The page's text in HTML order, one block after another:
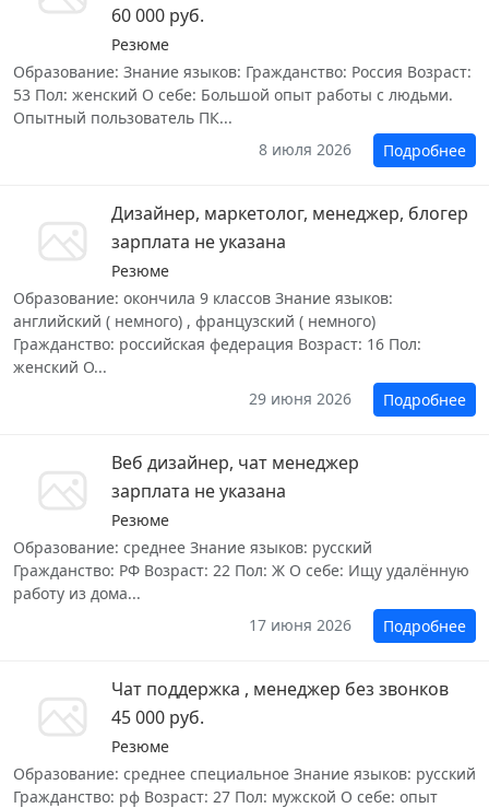
60 000 руб.
Резюме
Образование: Знание языков: Гражданство: Россия Возраст:
53 Пол: женский О себе: Большой опыт работы с людьми.
Опытный пользователь ПК...
8 июля 2026
Подробнее
Дизайнер, маркетолог, менеджер, блогер
зарплата не указана
Резюме
Образование: окончила 9 классов Знание языков:
английский ( немного) , французский ( немного)
Гражданство: российская федерация Возраст: 16 Пол:
женский О...
29 июня 2026
Подробнее
Веб дизайнер, чат менеджер
зарплата не указана
Резюме
Образование: среднее Знание языков: русский
Гражданство: РФ Возраст: 22 Пол: Ж О себе: Ищу удалённую
работу из дома...
17 июня 2026
Подробнее
Чат поддержка , менеджер без звонков
45 000 руб.
Резюме
Образование: среднее специальное Знание языков: русский
Гражданство: рф Возраст: 27 Пол: мужской О себе: опыт